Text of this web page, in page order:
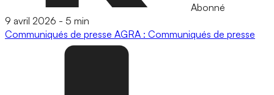
Abonné
9 avril 2026 - 5 min
Communiqués de presse AGRA : Communiqués de presse